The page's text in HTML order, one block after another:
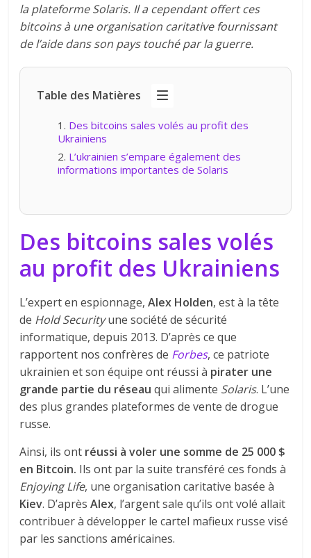
la plateforme Solaris. Il a cependant offert ces
bitcoins à une organisation caritative fournissant
de l’aide dans son pays touché par la guerre.
Table des Matières
Des bitcoins sales volés au profit des
Ukrainiens
L’ukrainien s’empare également des
informations importantes de Solaris
Des bitcoins sales volés
au profit des Ukrainiens
L’expert en espionnage,Alex Holden, est à la tête
de Hold Securityune société de sécurité
informatique, depuis 2013. D’après ce que
rapportent nos confrères de Forbes, ce patriote
ukrainien et son équipe ont réussi à pirater une
grande partie du réseau qui alimente Solaris. L’une
des plus grandes plateformes de vente de drogue
russe.
Ainsi, ils ont réussi à voler une somme de 25 000 $
en Bitcoin. Ils ont par la suite transféré ces fonds à
Enjoying Life, une organisation caritative basée à
Kiev. D’aprèsAlex, l’argent sale qu’ils ont volé allait
contribuer à développer le cartel mafieux russe visé
par les sanctions américaines.